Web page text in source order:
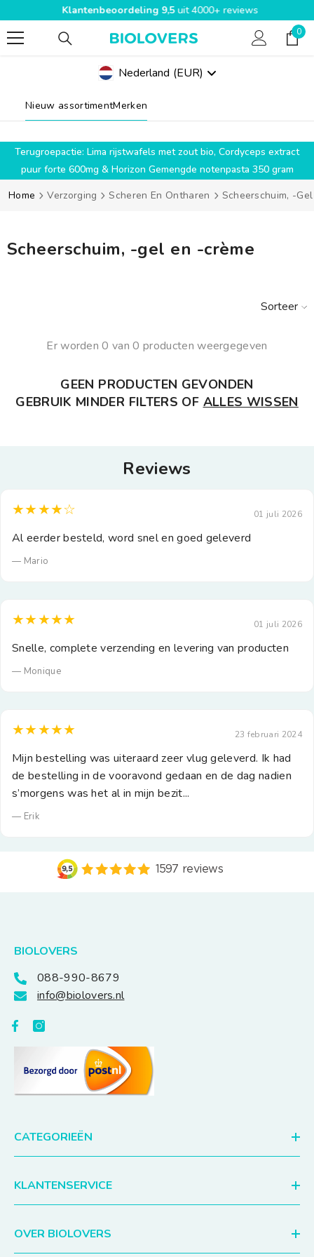
SPRING NAAR INHOUD
Klantenbeoordeling 9,5uit 4000+ reviews
0
0
Geolocation Button Mobile: Nederland, EUR
Nederland (EUR)
Nieuw assortimentMerken
Terugroepactie: Lima rijstwafels met zout bio, Cordyceps extract
puur forte 600mg & Horizon Gemengde notenpasta 350 gram
Home
Verzorging Scheren En Ontharen Scheerschuim, -
Scheerschuim, -gel en -crème
Sorteer
Er worden 0 van 0 producten weergegeven
GEEN PRODUCTEN GEVONDEN
GEBRUIK MINDER FILTERS OF ALLES WISSEN
Reviews
★★★★☆ 01 juli 2026
Al eerder besteld, word snel en goed geleverd
— Mario
★★★★★ 01 juli 2026
Snelle, complete verzending en levering van producten
— Monique
★★★★★ 23 februari 2024
Mijn bestelling was uiteraard zeer vlug geleverd. Ik had
de bestelling in de vooravond gedaan en de dag nadien
s’morgens was het al in mijn bezit...
— Erik
BIOLOVERS
088-990-8679
info@biolovers.nl
CATEGORIEËN
KLANTENSERVICE
OVER BIOLOVERS